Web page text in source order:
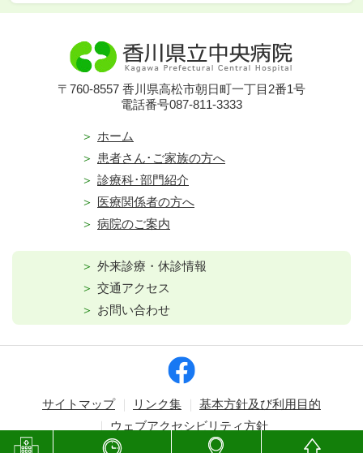
〒760-8557 香川県高松市朝日町一丁目2番1号
電話番号087-811-3333
ホーム
患者さん･ご家族の方へ
診療科･部門紹介
医療関係者の方へ
病院のご案内
外来診療・休診情報
交通アクセス
お問い合わせ
サイトマップ リンク集
基本方針及び利用目的
ウェブアクセシビリティ方針
Copyright © Kagawa Prefectural Central Hospital. All rights reserved.